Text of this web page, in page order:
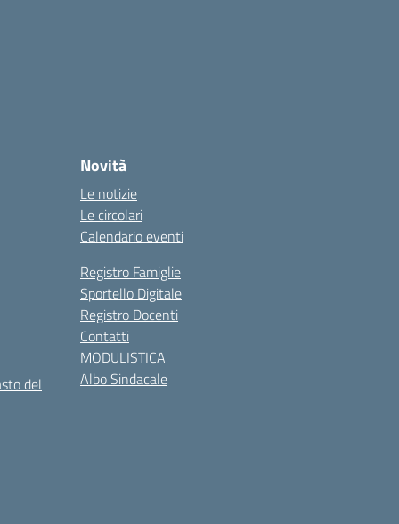
del
Novità
Le notizie
Le circolari
Calendario eventi
Registro Famiglie
Sportello Digitale
Registro Docenti
Contatti
MODULISTICA
Albo Sindacale